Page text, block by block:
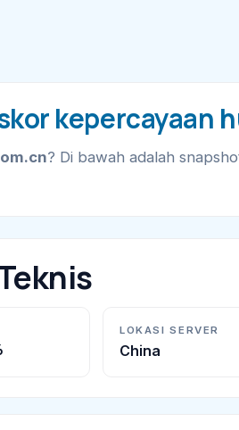
kepercayaan
? Di bawah adalah
LOKASI SERVER
China